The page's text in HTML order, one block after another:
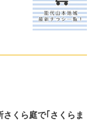
さくら庭で｢さくらま